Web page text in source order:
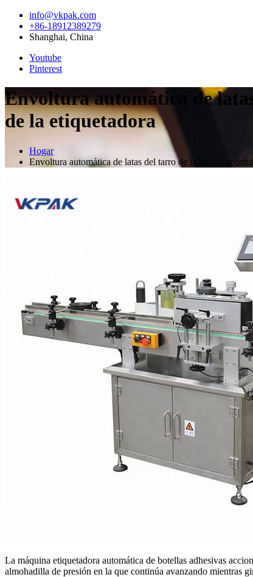
info@vkpak.com
+86-18912389279
Shanghai, China
Youtube
Pinterest
Envoltura automática de
de la etiquetadora
Hogar
Envoltura automática de latas del tarro de la botella
La máquina etiquetadora automática de botellas adhesivas
almohadilla de presión en la que continúa avanzando mientras